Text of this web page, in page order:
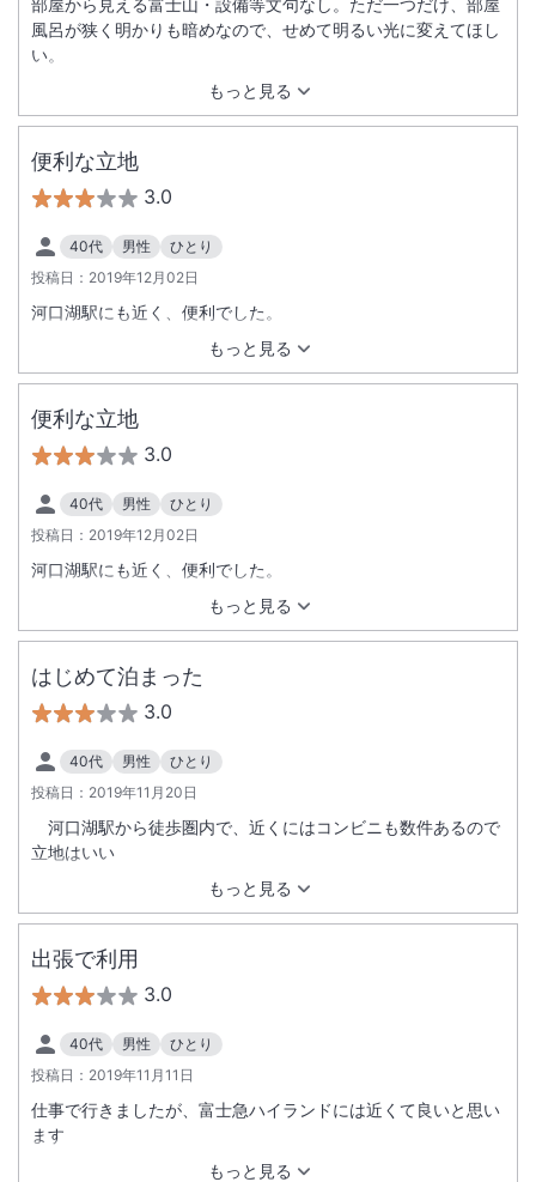
もっと見る
部屋から見える富士山・設備等文句なし。ただ一つだけ、部屋
風呂が狭く明かりも暗めなので、せめて明るい光に変えてほし
い。
便利な立地
3.0
40代 男性
ひとり
投稿日： 2019年12月02日
もっと見る
河口湖駅にも近く、便利でした。
便利な立地
3.0
40代 男性
ひとり
投稿日： 2019年12月02日
もっと見る
河口湖駅にも近く、便利でした。
はじめて泊まった
3.0
40代 男性
ひとり
投稿日： 2019年11月20日
もっと見る
河口湖駅から徒歩圏内で、近くにはコンビニも数件あるので
立地はいい
出張で利用
3.0
40代 男性
ひとり
投稿日： 2019年11月11日
もっと見る
仕事で行きましたが、富士急ハイランドには近くて良いと思い
ます